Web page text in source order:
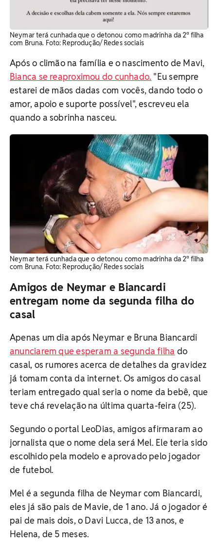
Neymar terá cunhada que o detonou como madrinha da 2ª filha
com Bruna. Foto: Reprodução/ Redes sociais
Após o climão na família e o nascimento de Mavi,
Bianca se reaproximou do cunhado. "Eu sempre
estarei de mãos dadas com vocês, dando todo o
amor, apoio e suporte possível", escreveu ela
quando a sobrinha nasceu.
Neymar terá cunhada que o detonou como madrinha da 2ª filha
com Bruna. Foto: Reprodução/ Redes sociais
Amigos de Neymar e Biancardi
entregam nome da segunda filha do
casal
Apenas um dia após Neymar e Bruna Biancardi
anunciarem que esperam a segunda filha do
casal, os rumores acerca de detalhes da gravidez
já tomam conta da internet. Os amigos do casal
teriam entregado qual seria o nome da bebê, que
teve chá revelação na última quarta-feira (25).
Segundo o portal LeoDias, amigos afirmaram ao
jornalista que o nome dela será Mel. Ele teria sido
escolhido pela modelo e aprovado pelo jogador
de futebol.
Mel é a segunda filha de Neymar com Biancardi,
eles já são pais de Mavie, de 1 ano. Já o jogador é
pai de mais dois, o Davi Lucca, de 13 anos, e
Helena, de 5 meses.